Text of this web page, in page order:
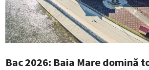
Bac 2026: Baia Mare domină